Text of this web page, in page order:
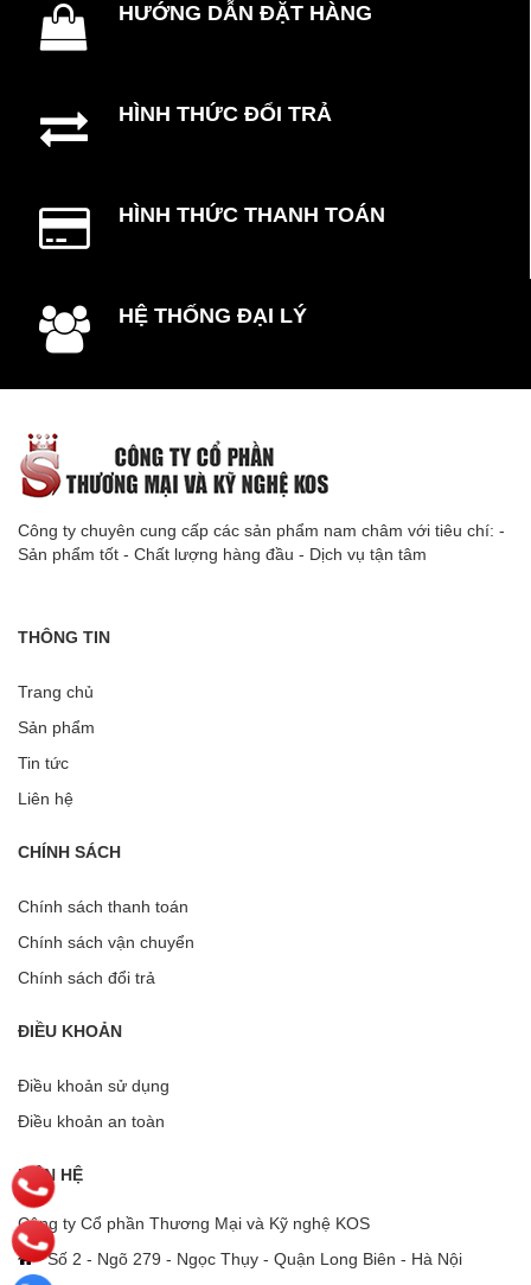
HƯỚNG DẪN ĐẶT HÀNG
HÌNH THỨC ĐỔI TRẢ
HÌNH THỨC THANH TOÁN
HỆ THỐNG ĐẠI LÝ
Công ty chuyên cung cấp các sản phẩm nam châm với tiêu chí: -
Sản phẩm tốt - Chất lượng hàng đầu - Dịch vụ tận tâm
THÔNG TIN
Trang chủ
Sản phẩm
Tin tức
Liên hệ
CHÍNH SÁCH
Chính sách thanh toán
Chính sách vận chuyển
Chính sách đổi trả
ĐIỀU KHOẢN
Điều khoản sử dụng
Điều khoản an toàn
LIÊN HỆ
Công ty Cổ phần Thương Mại và Kỹ nghệ KOS
Số 2 - Ngõ 279 - Ngọc Thụy - Quận Long Biên - Hà Nội